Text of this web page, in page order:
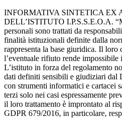
INFORMATIVA SINTETICA EX
DELL’ISTITUTO I.P.S.S.E.O.A.
personali sono trattati da
finalità istituzionali definite dalla
rappresenta la base giuridica. Il
l’eventuale rifiuto rende
L’istituto in forza del regolamento
dati definiti sensibili e giudiziari dal
con strumenti informatici e cartacei
terzi solo nei casi espressamente
il loro trattamento è improntato al
GDPR 679/2016, in particolare,